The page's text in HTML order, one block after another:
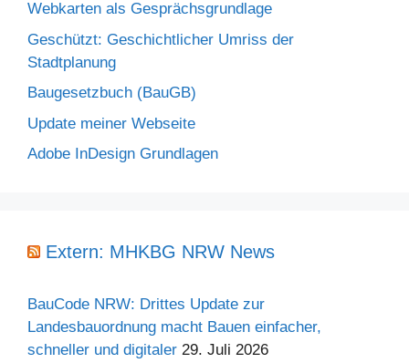
Webkarten als Gesprächsgrundlage
Geschützt: Geschichtlicher Umriss der
Stadtplanung
Baugesetzbuch (BauGB)
Update meiner Webseite
Adobe InDesign Grundlagen
Extern: MHKBG NRW News
BauCode NRW: Drittes Update zur
Landesbauordnung macht Bauen einfacher,
schneller und digitaler 29. Juli 2026